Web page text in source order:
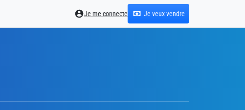
Je me connecte Je veux vendre